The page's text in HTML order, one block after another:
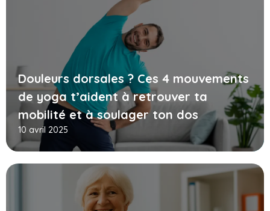
Douleurs dorsales ? Ces 4 mouvements
de yoga t’aident à retrouver ta
mobilité et à soulager ton dos
10 avril 2025